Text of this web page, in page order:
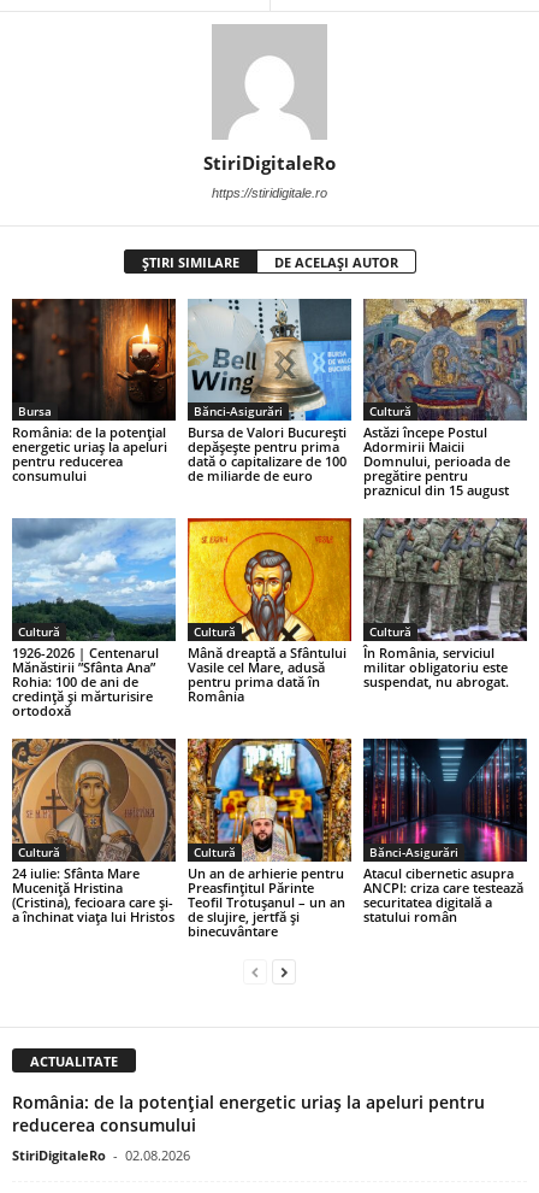
StiriDigitaleRo
https://stiridigitale.ro
ȘTIRI SIMILARE DE ACELAȘI AUTOR
Bursa
România: de la potențial
energetic uriaș la apeluri
pentru reducerea
consumului
Bănci-Asigurări
Bursa de Valori București
depășește pentru prima
dată o capitalizare de 100
de miliarde de euro
Cultură
Astăzi începe Postul
Adormirii Maicii
Domnului, perioada de
pregătire pentru
praznicul din 15 august
Cultură
1926-2026 | Centenarul
Mănăstirii ”Sfânta Ana”
Rohia: 100 de ani de
credință și mărturisire
ortodoxă
Cultură
Mână dreaptă a Sfântului
Vasile cel Mare, adusă
pentru prima dată în
România
Cultură
În România, serviciul
militar obligatoriu este
suspendat, nu abrogat.
Cultură
24 iulie: Sfânta Mare
Muceniță Hristina
(Cristina), fecioara care și-
a închinat viața lui Hristos
Cultură
Un an de arhierie pentru
Preasfințitul Părinte
Teofil Trotușanul – un an
de slujire, jertfă și
binecuvântare
Bănci-Asigurări
Atacul cibernetic asupra
ANCPI: criza care testează
securitatea digitală a
statului român
ACTUALITATE
România: de la potențial energetic uriaș la apeluri pentru
reducerea consumului
StiriDigitaleRo - 02.08.2026